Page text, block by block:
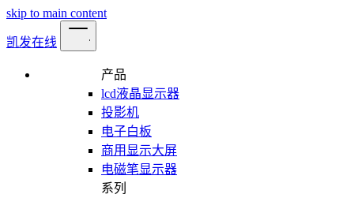
skip to main content
凯发在线
产品
lcd液晶显示器
投影机
电子白板
商用显示大屏
电磁笔显示器
系列